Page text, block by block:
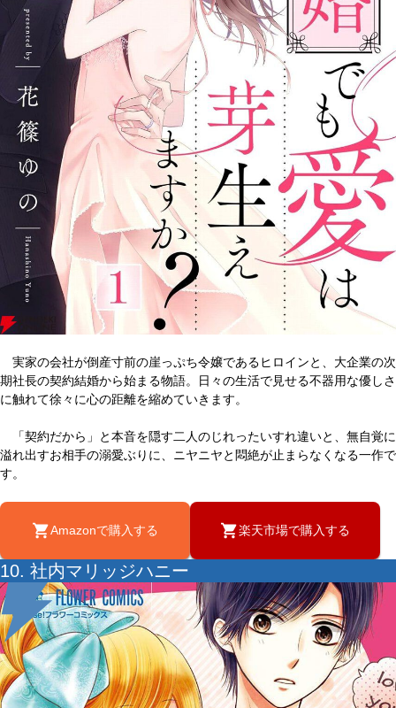
実家の会社が倒産寸前の崖っぷち令嬢であるヒロインと、大企業の次
期社長の契約結婚から始まる物語。日々の生活で見せる不器用な優しさ
に触れて徐々に心の距離を縮めていきます。
「契約だから」と本音を隠す二人のじれったいすれ違いと、無自覚に
溢れ出すお相手の溺愛ぶりに、ニヤニヤと悶絶が止まらなくなる一作で
す。
Amazonで購入する 楽天市場で購入する
10. 社内マリッジハニー